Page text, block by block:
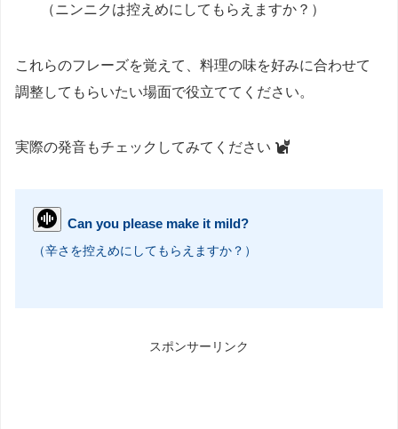
（ニンニクは控えめにしてもらえますか？）
これらのフレーズを覚えて、料理の味を好みに合わせて
調整してもらいたい場面で役立ててください。
実際の発音もチェックしてみてください
Can you please make it mild?
（辛さを控えめにしてもらえますか？）
スポンサーリンク